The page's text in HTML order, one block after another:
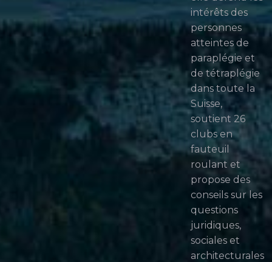
intérêts des
personnes
atteintes de
paraplégie et
de tétraplégie
dans toute la
Suisse,
soutient 26
clubs en
fauteuil
roulant et
propose des
conseils sur les
questions
juridiques,
sociales et
architecturales